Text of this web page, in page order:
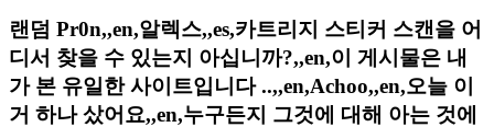
랜덤 Pr0n,,en,알렉스,,es,카트리지 스티커 스캔을 어
디서 찾을 수 있는지 아십니까?,,en,이 게시물은 내
가 본 유일한 사이트입니다 ..,,en,Achoo,,en,오늘 이
거 하나 샀어요,,en,누구든지 그것에 대해 아는 것에